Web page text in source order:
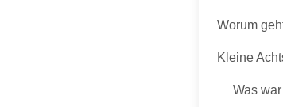
Worum
Kleine
Was